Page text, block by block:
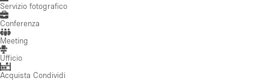
Servizio fotografico
Conferenza
Meeting
Ufficio
Acquista Condividi